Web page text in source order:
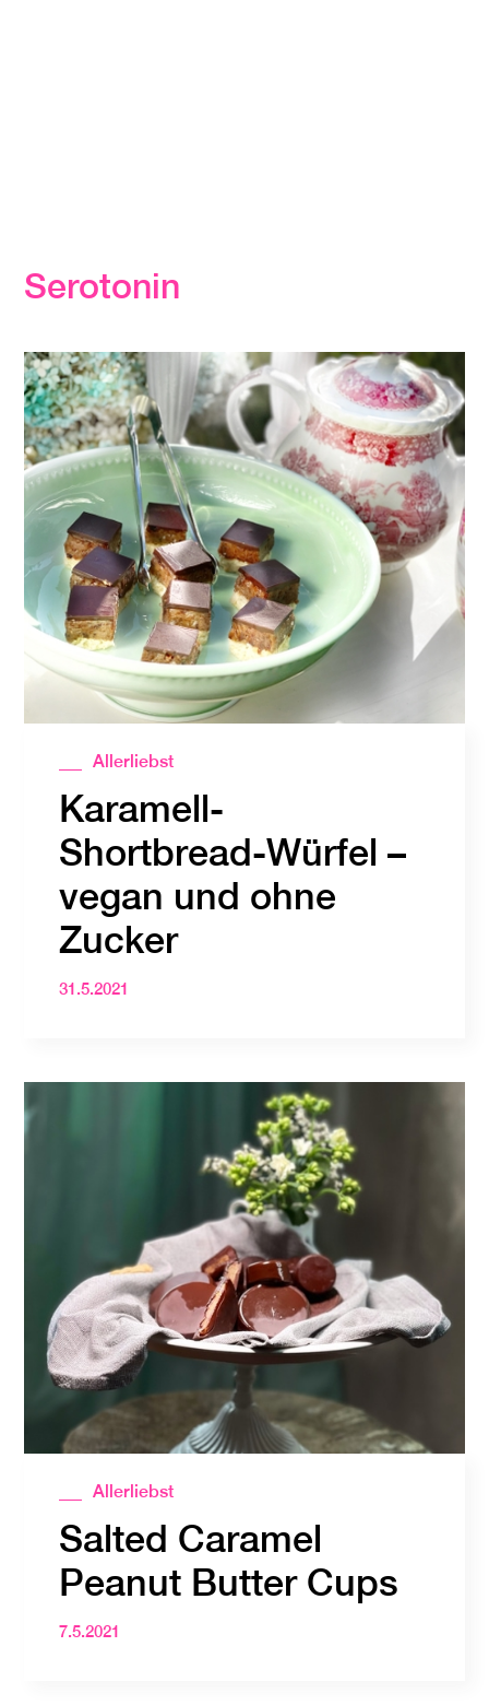
Serotonin
Allerliebst
Karamell-
Shortbread-Würfel –
vegan und ohne
Zucker
31.5.2021
Allerliebst
Salted Caramel
Peanut Butter Cups
7.5.2021